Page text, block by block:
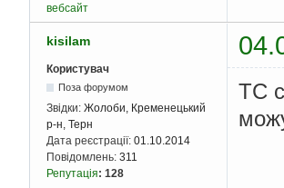
вебсайт
kisilam
Користувач
Поза форумом
Звідки: Жолоби, Кременецький
р-н, Терн
Дата реєстрації: 01.10.2014
Повідомлень: 311
Репутація: 128
ТС